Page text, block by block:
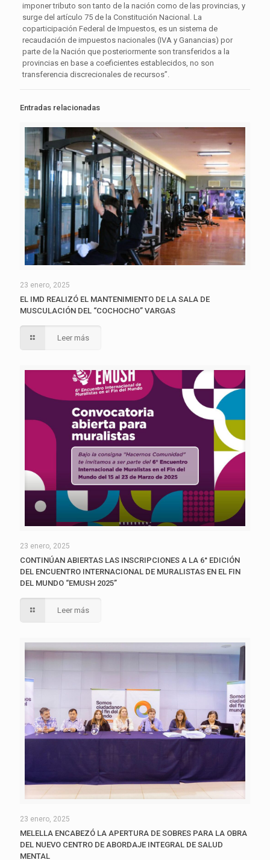
imponer tributo son tanto de la nación como de las provincias, y
surge del artículo 75 de la Constitución Nacional. La
coparticipación Federal de Impuestos, es un sistema de
recaudación de impuestos nacionales (IVA y Ganancias) por
parte de la Nación que posteriormente son transferidos a la
provincias en base a coeficientes establecidos, no son
transferencia discrecionales de recursos”.
Entradas relacionadas
23 enero, 2025
EL IMD REALIZÓ EL MANTENIMIENTO DE LA SALA DE
MUSCULACIÓN DEL “COCHOCHO” VARGAS
Leer más
23 enero, 2025
CONTINÚAN ABIERTAS LAS INSCRIPCIONES A LA 6° EDICIÓN
DEL ENCUENTRO INTERNACIONAL DE MURALISTAS EN EL FIN
DEL MUNDO “EMUSH 2025”
Leer más
23 enero, 2025
MELELLA ENCABEZÓ LA APERTURA DE SOBRES PARA LA OBRA
DEL NUEVO CENTRO DE ABORDAJE INTEGRAL DE SALUD
MENTAL